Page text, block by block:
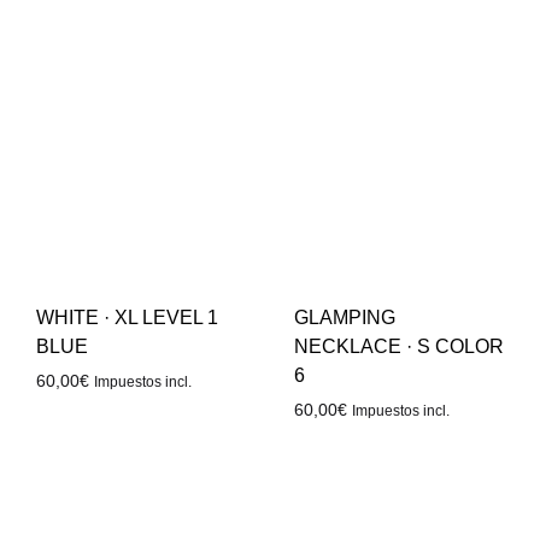
WHITE · XL LEVEL 1
BLUE
60,00€ Impuestos incl.
GLAMPING
NECKLACE · S COLOR
6
60,00€ Impuestos incl.